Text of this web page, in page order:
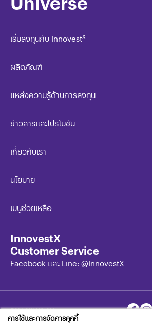
เริ่มลงทุนกับ Innovestx
ผลิตภัณฑ์
แหล่งความรู้ด้านการลงทุน
ข่าวสารและโปรโมชัน
เกี่ยวกับเรา
นโยบาย​
เมนูช่วยเหลือ
InnovestX
Customer Service
Facebook และ Line: @InnovestX
FOLLOW US ON
การใช้และการจัดการคุกกี้